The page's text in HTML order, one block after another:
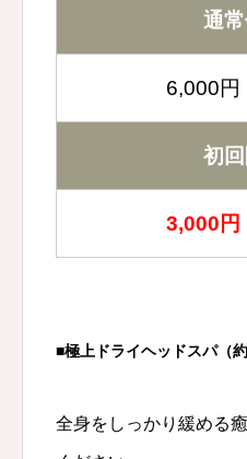
通
6,000円
初
3,000円
■極上ドライヘッドスパ（約
全身をしっかり緩める